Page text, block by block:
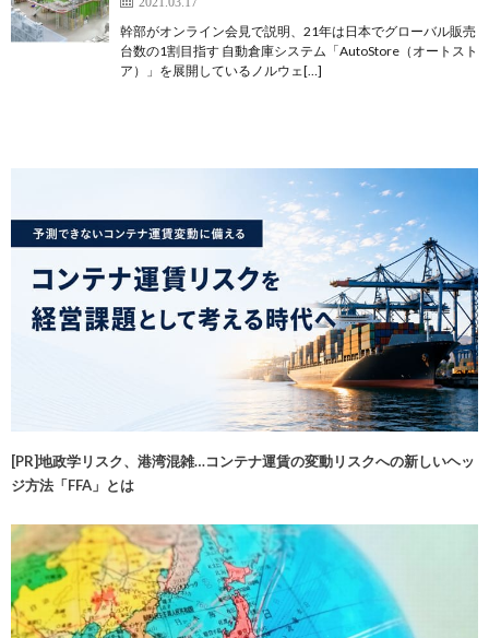
幹部がオンライン会見で説明、21年は日本でグローバル販売
台数の1割目指す 自動倉庫システム「AutoStore（オートスト
ア）」を展開しているノルウェ[…]
[PR]地政学リスク、港湾混雑…コンテナ運賃の変動リスクへの新しいヘッ
ジ方法「FFA」とは